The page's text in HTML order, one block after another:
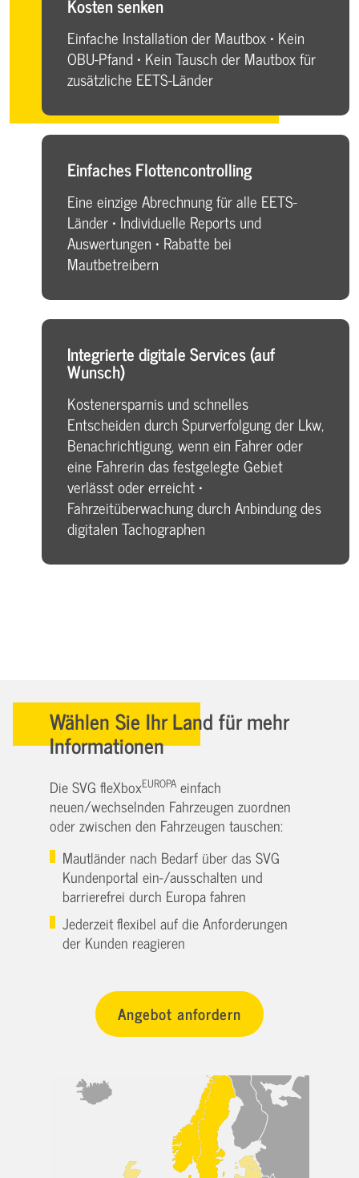
Einfache Installation der Mautbox • Kein
OBU-Pfand • Kein Tausch der Mautbox für
zusätzliche EETS-Länder
Einfaches Flottencontrolling
Eine einzige Abrechnung für alle EETS-
Länder • Individuelle Reports und
Auswertungen • Rabatte bei
Mautbetreibern
Integrierte digitale Services (auf
Wunsch)
Kostenersparnis und schnelles
Entscheiden durch Spurverfolgung der Lkw,
Benachrichtigung, wenn ein Fahrer oder
eine Fahrerin das festgelegte Gebiet
verlässt oder erreicht •
Fahrzeitüberwachung durch Anbindung des
digitalen Tachographen
Wählen Sie Ihr Land für mehr
Informationen
Die SVG fleXboxEUROPA einfach
neuen/wechselnden Fahrzeugen zuordnen
oder zwischen den Fahrzeugen tauschen:
Mautländer nach Bedarf über das SVG
Kundenportal ein-/ausschalten und
barrierefrei durch Europa fahren
Jederzeit flexibel auf die Anforderungen
der Kunden reagieren
Angebot anfordern